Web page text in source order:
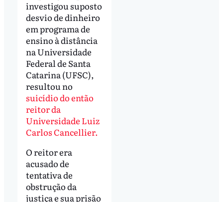
investigou suposto
desvio de dinheiro
em programa de
ensino à distância
na Universidade
Federal de Santa
Catarina (UFSC),
resultou no
suicídio do então
reitor da
Universidade Luiz
Carlos Cancellier.
O reitor era
acusado de
tentativa de
obstrução da
justiça e sua prisão